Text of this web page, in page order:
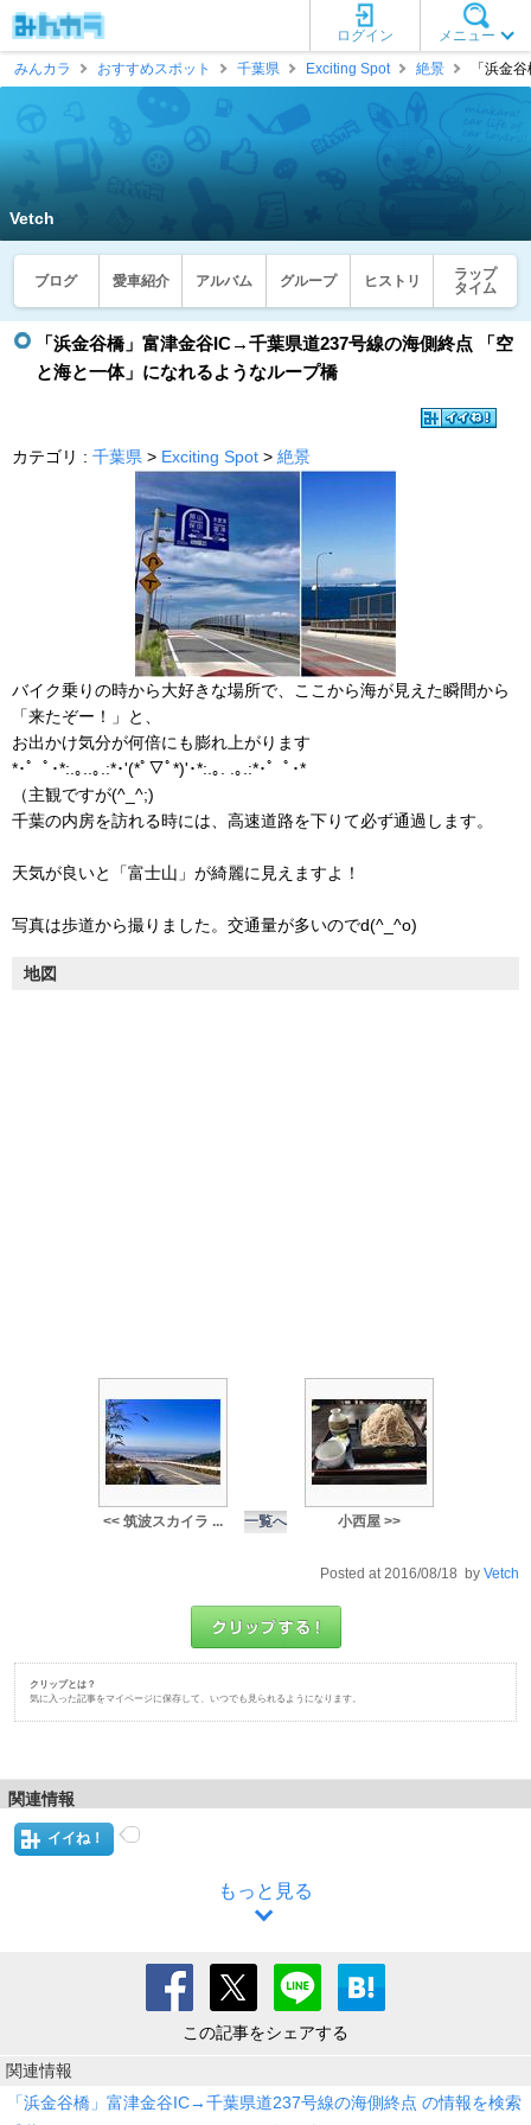
メニュー
ログイン
みんカラ
おすすめスポット 千葉県 Exciting Spot 絶景 「浜金
Vetch
ブログ 愛車紹介 アルバム グループ ヒストリ
ラップ
タイム
「浜金谷橋」富津金谷IC→千葉県道237号線の海側終点 「空
と海と一体」になれるようなループ橋
カテゴリ : 千葉県 > Exciting Spot > 絶景
バイク乗りの時から大好きな場所で、ここから海が見えた瞬間から
「来たぞー！」と、
お出かけ気分が何倍にも膨れ上がります
*･゜ﾟ･*:.｡..｡.:*･'(*ﾟ▽ﾟ*)'･*:.｡. .｡.:*･゜ﾟ･*
（主観ですが(^_^;)
千葉の内房を訪れる時には、高速道路を下りて必ず通過します。
天気が良いと「富士山」が綺麗に見えますよ！
写真は歩道から撮りました。交通量が多いのでd(^_^o)
地図
<< 筑波スカイラ ... 一覧へ 小西屋 >>
Posted at 2016/08/18 by Vetch
クリップとは？
気に入った記事をマイページに保存して、いつでも見られるようになります。
関連情報
イイね！
もっと見る
この記事をシェアする
関連情報
「浜金谷橋」富津金谷IC→千葉県道237号線の海側終点 の情報を検索